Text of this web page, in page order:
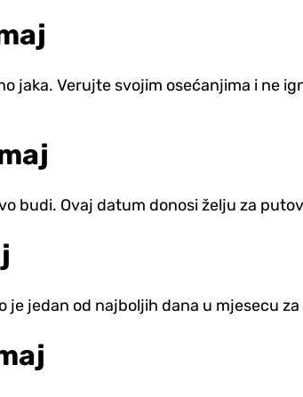
jaka. Verujte svojim osećanjima i ne
budi. Ovaj datum donosi želju za
je jedan od najboljih dana u mjesecu